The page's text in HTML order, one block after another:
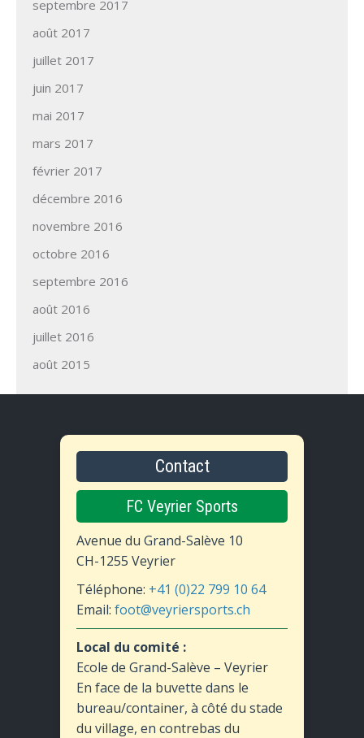
septembre 2017
août 2017
juillet 2017
juin 2017
mai 2017
mars 2017
février 2017
décembre 2016
novembre 2016
octobre 2016
septembre 2016
août 2016
juillet 2016
août 2015
Contact
FC Veyrier Sports
Avenue du Grand-Salève 10
CH-1255 Veyrier
Téléphone: +41 (0)22 799 10 64
Email: foot@veyriersports.ch
Local du comité :
Ecole de Grand-Salève – Veyrier
En face de la buvette dans le
bureau/container, à côté du stade
du village, en contrebas du